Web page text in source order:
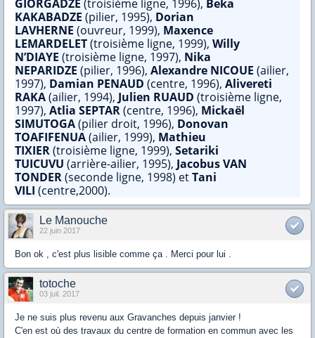
GIORGADZE (troisième ligne, 1996), Beka
KAKABADZE (pilier, 1995), Dorian
LAVHERNE (ouvreur, 1999), Maxence
LEMARDELET(troisième ligne, 1999), Willy
N’DIAYE (troisième ligne, 1997), Nika
NEPARIDZE (pilier, 1996), Alexandre NICOUE (ailier,
1997), Damian PENAUD (centre, 1996), Alivereti
RAKA(ailier, 1994), Julien RUAUD (troisième ligne,
1997), Atlia SEPTAR(centre, 1996), Mickaël
SIMUTOGA(pilier droit, 1996), Donovan
TOAFIFENUA(ailier, 1999), Mathieu
TIXIER(troisième ligne, 1999), Setariki
TUICUVU (arrière-ailier, 1995), Jacobus VAN
TONDER(seconde ligne, 1998) etTani
VILI (centre,2000).
Le Manouche
22 juin 2017
Bon ok , c'est plus lisible comme ça . Merci pour lui .
totoche
03 juil. 2017
Je ne suis plus revenu aux Gravanches depuis janvier !
C'en est où des travaux du centre de formation en commun avec les